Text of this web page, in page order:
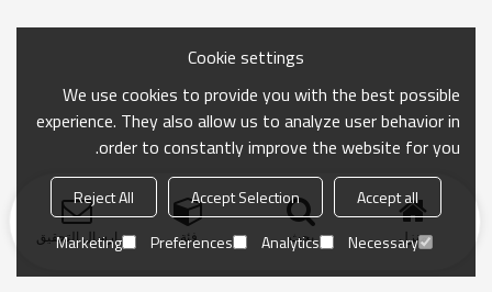
منزل بحث فئة ارسال التحقيق
Cookie settings
We use cookies to provide you with the best possible
experience. They also allow us to analyze user behavior in
order to constantly improve the website for you.
Accept all
Accept Selection
Reject All
Necessary
Analytics
Preferences
Marketing